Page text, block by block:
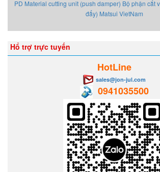
AUTEC
PD Material cutting unit (push damper) Bộ phận cắt
đẩy) Matsui VietNam
Hổ trợ trực tuyến
HotLine
sales@jon-jul.com
0941035500